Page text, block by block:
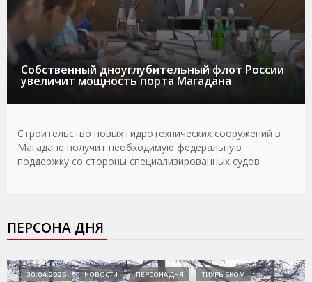
Собственный дноуглубительный флот России
увеличит мощность порта Магадана
Строительство новых гидротехнических сооружений в
Магадане получит необходимую федеральную
поддержку со стороны специализированных судов
ПЕРСОНА ДНЯ
30.04.2026 НОВОСТИ ПЕРСОНА ДНЯ ТИХРЫБКОМ